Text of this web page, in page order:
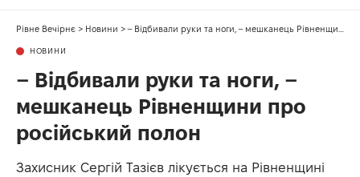
Рівне Вечірнє > Новини >– Відбивали руки та ноги, – мешканець Рівненщини про російський полон
НОВИНИ
– Відбивали руки та ноги, –
мешканець Рівненщини про
російський полон
Захисник Сергій Тазієв лікується на Рівненщині